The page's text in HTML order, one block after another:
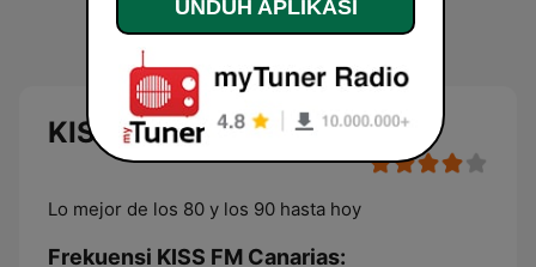
KISS FM Canarias
Lo mejor de los 80 y los 90 hasta hoy
Frekuensi KISS FM Canarias:
UNDUH APLIKASI